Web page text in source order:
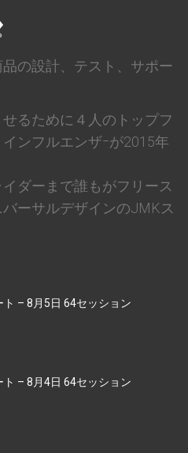
の設計、テスト、サポー
るために４人のトップフ
ンフルエンザｰが2015年
ダーまで誰もがフリース
ーサルデザインのJMKス
ト – 8月5日 64セッション
ト – 8月4日 64セッション